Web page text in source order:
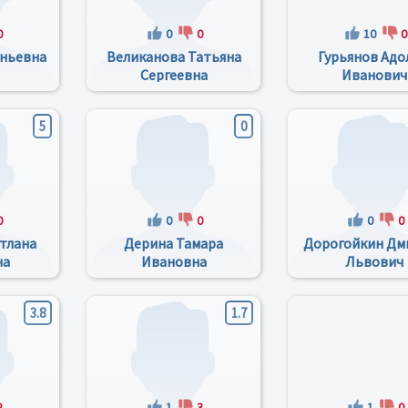
0 0
Великанова Татьяна
Сергеевна
10 0
Гурьянов
Иванович
5 0
0 0
Дерина Тамара
Ивановна
0 0
Дорогойкин
Львович
3.8 1.7